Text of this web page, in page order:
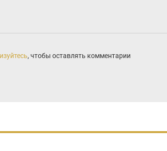
, чтобы оставлять комментарии